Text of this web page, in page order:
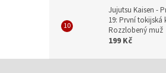
Jujutsu Kaisen -
19: První tokijská
Rozzlobený muž
199 Kč